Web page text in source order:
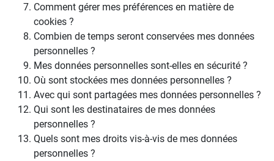
Comment gérer mes préférences en matière de
cookies ?
Combien de temps seront conservées mes données
personnelles ?
Mes données personnelles sont-elles en sécurité ?
Où sont stockées mes données personnelles ?
Avec qui sont partagées mes données personnelles ?
Qui sont les destinataires de mes données
personnelles ?
Quels sont mes droits vis-à-vis de mes données
personnelles ?